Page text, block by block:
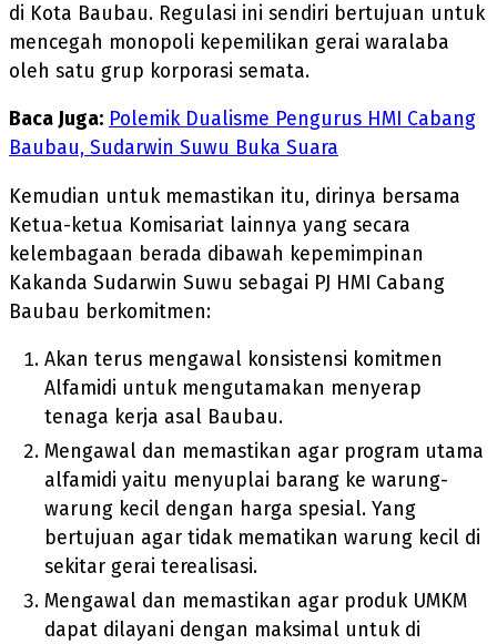
di Kota Baubau. Regulasi ini sendiri bertujuan untuk
mencegah monopoli kepemilikan gerai waralaba
oleh satu grup korporasi semata.
Baca Juga: Polemik Dualisme Pengurus HMI Cabang
Baubau, Sudarwin Suwu Buka Suara
Kemudian untuk memastikan itu, dirinya bersama
Ketua-ketua Komisariat lainnya yang secara
kelembagaan berada dibawah kepemimpinan
Kakanda Sudarwin Suwu sebagai PJ HMI Cabang
Baubau berkomitmen:
Akan terus mengawal konsistensi komitmen
Alfamidi untuk mengutamakan menyerap
tenaga kerja asal Baubau.
Mengawal dan memastikan agar program utama
alfamidi yaitu menyuplai barang ke warung-
warung kecil dengan harga spesial. Yang
bertujuan agar tidak mematikan warung kecil di
sekitar gerai terealisasi.
Mengawal dan memastikan agar produk UMKM
dapat dilayani dengan maksimal untuk di